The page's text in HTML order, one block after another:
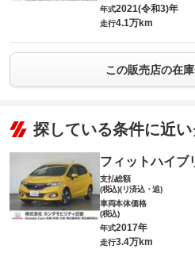
年式2021(令和3)年
走行4.1万km
この販売店の在
探している条件に近
フィットハイブ
支払総額
(税込)(リ済込・追)
車両本体価格
(税込)
年式2017年
走行3.4万km